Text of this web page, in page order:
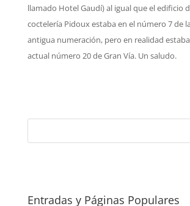
llamado Hotel Gaudí) al igual que el edificio
coctelería Pidoux estaba en el número 7 de
antigua numeración, pero en realidad
actual número 20 de Gran Vía. Un saludo.
Entradas y Páginas Populares